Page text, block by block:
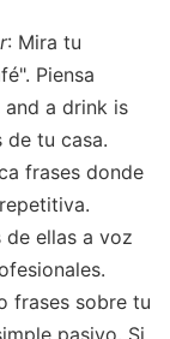
: Mira tu
Piensa
a drink is
de tu casa.
frases donde
ellas a voz
frases sobre tu